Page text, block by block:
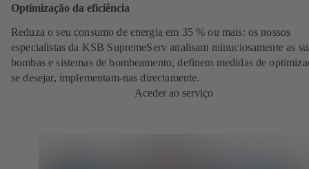
Optimização da eficiência
Reduza o seu consumo de energia em 35 % ou mais: os nossos
especialistas da KSB SupremeServ analisam minuciosamente as
bombas e sistemas de bombeamento, definem medidas de
se desejar, implementam-nas directamente.
Aceder ao serviço